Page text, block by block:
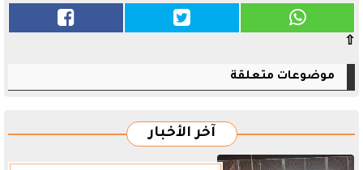
⇧
موضوعات متعلقة
آخر الأخبار